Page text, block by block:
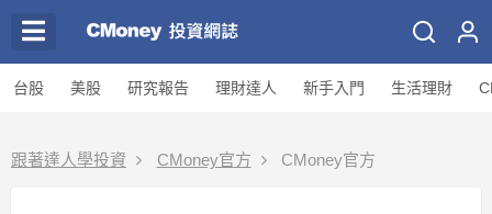
台股 美股 研究報告 理財達人 新手入門 生活理財
跟著達人學投資 CMoney官方 CMoney官方